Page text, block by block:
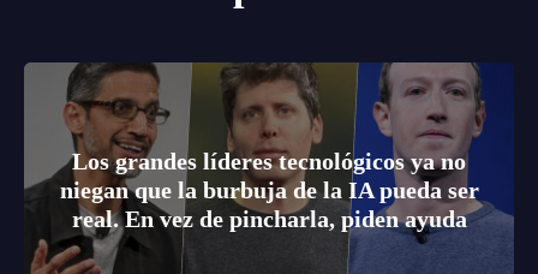
Los grandes líderes tecnológicos ya no
niegan que la burbuja de la IA pueda ser
real. En vez de pincharla, piden ayuda